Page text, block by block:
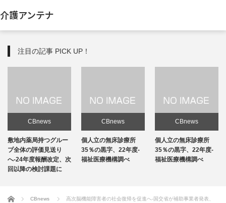
介護アンテナ
注目の記事 PICK UP！
CBnews
敷地内薬局持つグルー
プ全体の評価見送り
へ-24年度報酬改定、次
回以降の検討課題に
CBnews
個人立の無床診療所
35％の黒字、22年度-
福祉医療機構調べ
CBnews
個人立の無床診療所
35％の黒字、22年度-
福祉医療機構調べ
ホーム CBnews
高次脳機能障害者の社会復帰を促進へ-国交省が補助事業者発表、